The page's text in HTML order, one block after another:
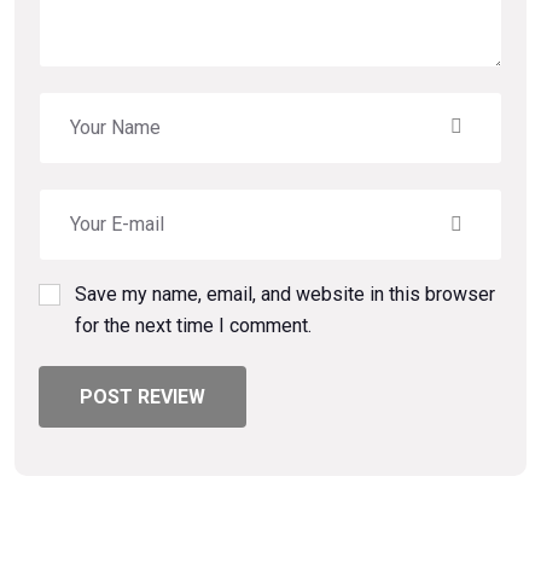
Save my name, email, and website in this browser
for the next time I comment.
POST REVIEW